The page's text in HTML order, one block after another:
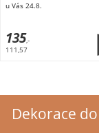
u Vás 24.8.
135,-
111,57
Dekorace